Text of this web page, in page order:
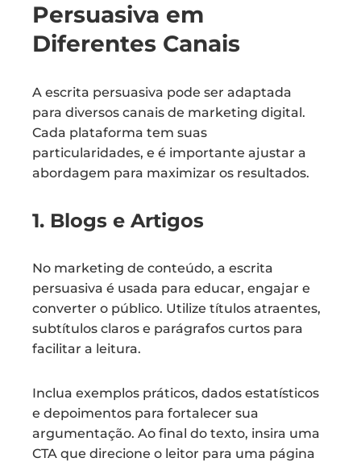
Persuasiva em
Diferentes Canais
A escrita persuasiva pode ser adaptada
para diversos canais de marketing digital.
Cada plataforma tem suas
particularidades, e é importante ajustar a
abordagem para maximizar os resultados.
1. Blogs e Artigos
No marketing de conteúdo, a escrita
persuasiva é usada para educar, engajar e
converter o público. Utilize títulos atraentes,
subtítulos claros e parágrafos curtos para
facilitar a leitura.
Inclua exemplos práticos, dados estatísticos
e depoimentos para fortalecer sua
argumentação. Ao final do texto, insira uma
CTA que direcione o leitor para uma página